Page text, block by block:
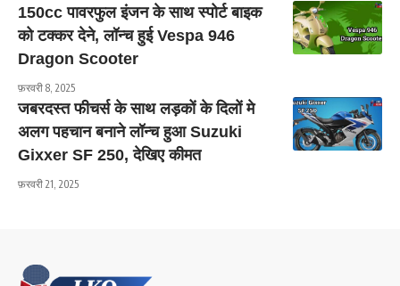
150cc पावरफुल इंजन के साथ स्पोर्ट बाइक
को टक्कर देने, लॉन्च हुई Vespa 946
Dragon Scooter
फ़रवरी 8, 2025
जबरदस्त फीचर्स के साथ लड़कों के दिलों मे
अलग पहचान बनाने लॉन्च हुआ Suzuki
Gixxer SF 250, देखिए कीमत
फ़रवरी 21, 2025